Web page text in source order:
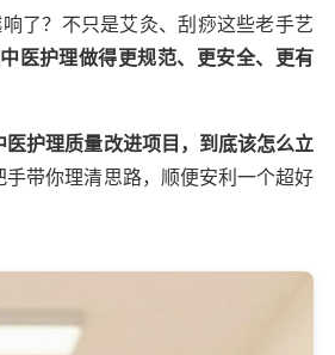
了？不只是艾灸、刮痧这些老手艺
医护理做得更规范、更安全、更有
医护理质量改进项目，到底该怎么立
带你理清思路，顺便安利一个超好